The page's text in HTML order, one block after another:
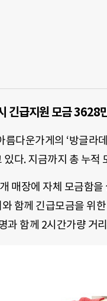
긴급지원 모금 3628
다운가게의 ‘방글라
다. 지금까지 총 누적
매장에 자체 모금함
함께 긴급모금을 위
과 함께 2시간가량 거